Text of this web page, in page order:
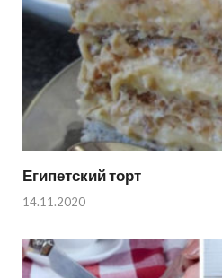
Египетский торт
14.11.2020